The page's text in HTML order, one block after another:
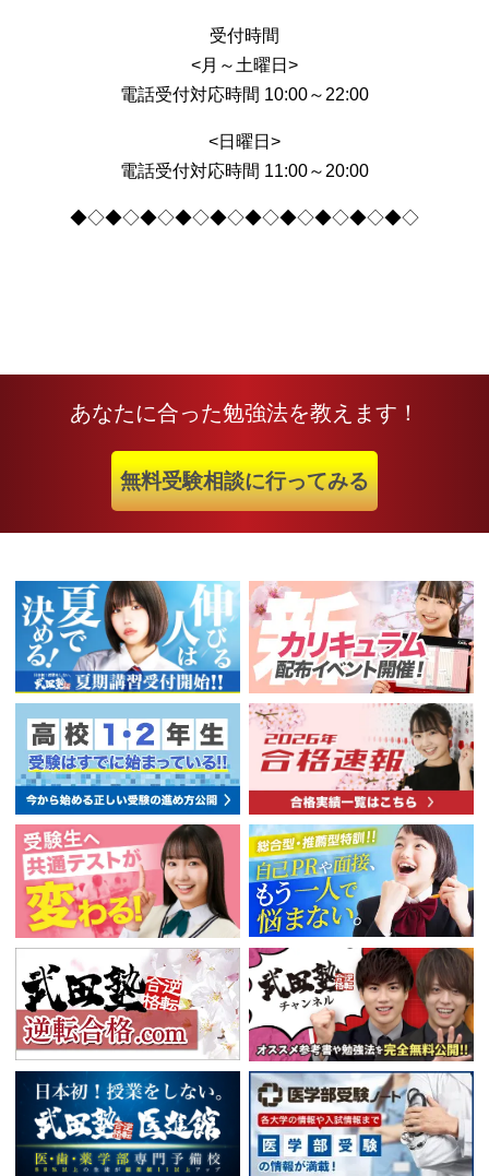
受付時間
<月～土曜日>
電話受付対応時間 10:00～22:00
<日曜日>
電話受付対応時間 11:00～20:00
◆◇◆◇◆◇◆◇◆◇◆◇◆◇◆◇◆◇◆◇
あなたに合った勉強法を教えます！
無料受験相談に行ってみる